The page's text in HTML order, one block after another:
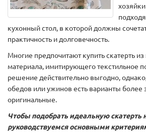
кухонный стол, в которой должны
практичность и долговечность.
Многие предпочитают купить скатерть из
материала, имитирующего текстильное
решение действительно выгодно,
обедов или ужинов есть варианты более
оригинальные.
Чтобы подобрать идеальную скатерть
руководствуемся основными